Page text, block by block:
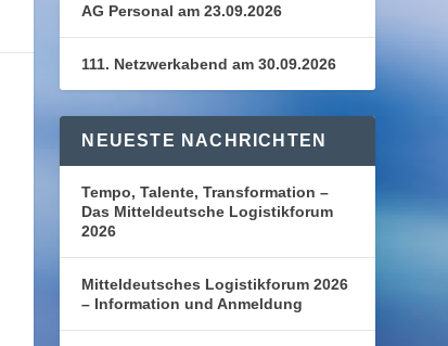
AG Personal am 23.09.2026
111. Netzwerkabend am 30.09.2026
NEUESTE NACHRICHTEN
Tempo, Talente, Transformation –
Das Mitteldeutsche Logistikforum
2026
Mitteldeutsches Logistikforum 2026
– Information und Anmeldung